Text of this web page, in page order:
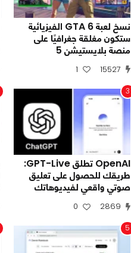
نسخ لعبة GTA 6 الفيزيائية
ستكون مغلقة جغرافيًا على
منصة بلايستيشن 5
15527
1
3
OpenAI تطلق GPT-Live:
طريقك للحصول على تعليق
صوتي واقعي لفيديوهاتك
2869
0
5